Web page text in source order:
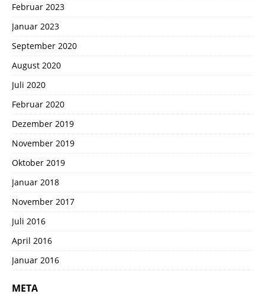
Februar 2023
Januar 2023
September 2020
August 2020
Juli 2020
Februar 2020
Dezember 2019
November 2019
Oktober 2019
Januar 2018
November 2017
Juli 2016
April 2016
Januar 2016
META